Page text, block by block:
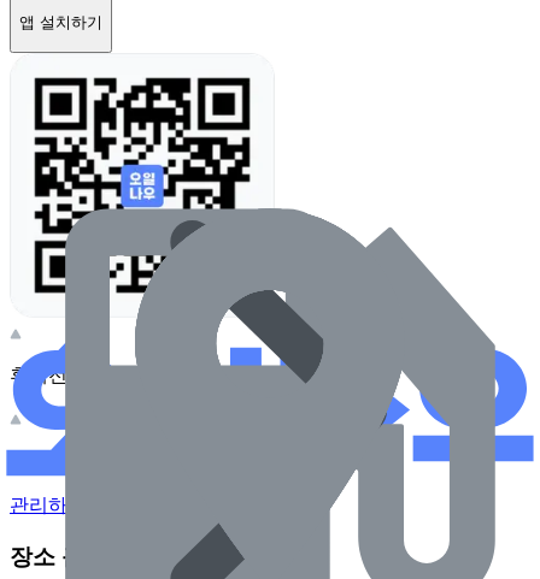
앱 설치하기
휴대전화 카메라로 찍어보세요
관리하기
장소 근처 주유소